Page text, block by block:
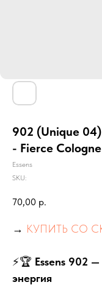
902 (Unique
- Fierce Cologne
Essens
SKU:
70,00 р.
→ КУПИТЬ СО
⚡🏆 Essens 902
энергия